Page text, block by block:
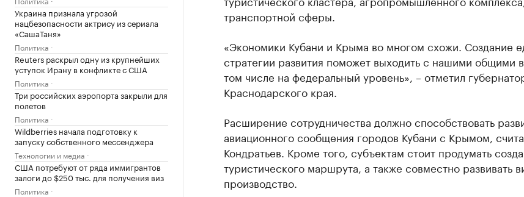
Украина признала угрозой
нацбезопасности актрису из сериала
«СашаТаня»
Политика
Reuters раскрыл одну из крупнейших
уступок Ирану в конфликте с США
Политика
Три российских аэропорта закрыли для
полетов
Политика
Wildberries начала подготовку к
запуску собственного мессенджера
Технологии и медиа
США потребуют от ряда иммигрантов
залоги до $250 тыс. для получения виз
Политика
транспортной сферы.
«Экономики Кубани и Крыма во многом схожи. Создание
стратегии развития поможет выходить с нашими общими
том числе на федеральный уровень», – отметил
Краснодарского края.
Расширение сотрудничества должно способствовать
авиационного сообщения городов Кубани с Крымом,
Кондратьев. Кроме того, субъектам стоит продумать
туристического маршрута, а также совместно развивать
производство.